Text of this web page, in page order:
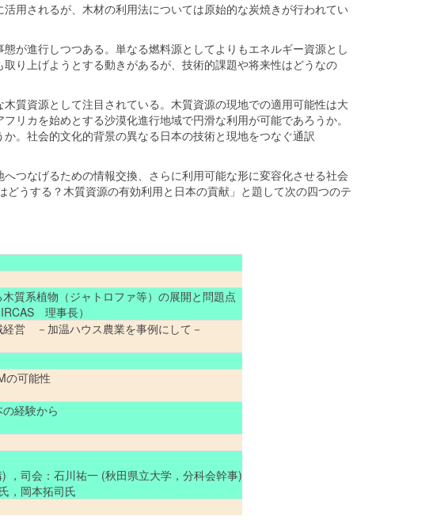
用されるが、木材の利用法については原始的な炭焼きが行われてい
が進行しつつある。単なる燃料源としてよりもエネルギー資源とし
り上げようとする動きがあるが、技術的課題や将来性はどうなの
質資源として注目されている。木質資源の現地での適用可能性は大
リカを始めとする沙漠化進行地域で円滑な利用が可能であろうか。
。社会的文化的背景の異なる日本の技術と現地をつなぐ通訳
つなげるための情報交換、さらに利用可能な形に変容化させる社会
うする？木質資源の有効利用と日本の貢献」と題して次の四つのテ
質系植物（ジャトロファ等）の展開と問題点
理事長）
営 －加温ハウス農業を事例にして－
の可能性
経験から
，司会：石川祐一 (秋田県立大学，分科会幹事)
，岡本拓司氏